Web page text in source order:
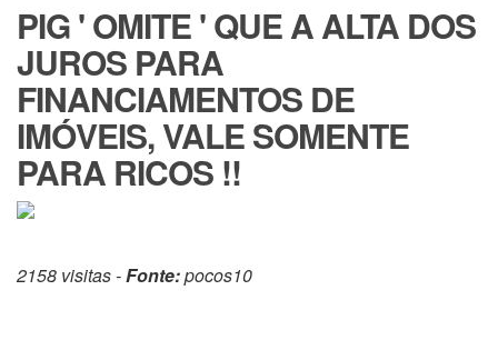
PIG ' OMITE ' QUE A ALTA DOS
JUROS PARA
FINANCIAMENTOS DE
IMÓVEIS, VALE SOMENTE
PARA RICOS !!
2158 visitas -Fonte:pocos10